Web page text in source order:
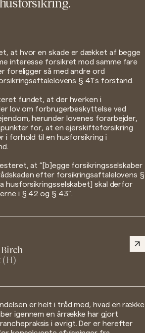
at hvor en skade er dækket af begge
interesse forsikret mod samme fare
foreligger så med andre ord
§ 41’s forstand.
fundet, at der hverken i
lov om forbrugerbeskyttelse ved
herunder lovenes forarbejder,
for, at en ejerskifteforsikring
i forhold til en husforsikring i
at ”[b]egge forsikringsselskaber
efter forsikringsaftalelovens §
husforsikringsselskabet] skal derfor
i § 42 og § 43”.
(H)
er helt i tråd med, hvad en række
igennem en årrække har gjort
i øvrigt. Der er herefter